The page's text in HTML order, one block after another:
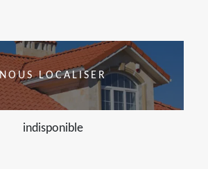
NOUS LOCALISER
indisponible